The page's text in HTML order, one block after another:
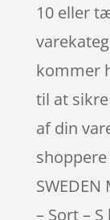
10 eller
kommer
til at
af din
– Sort –